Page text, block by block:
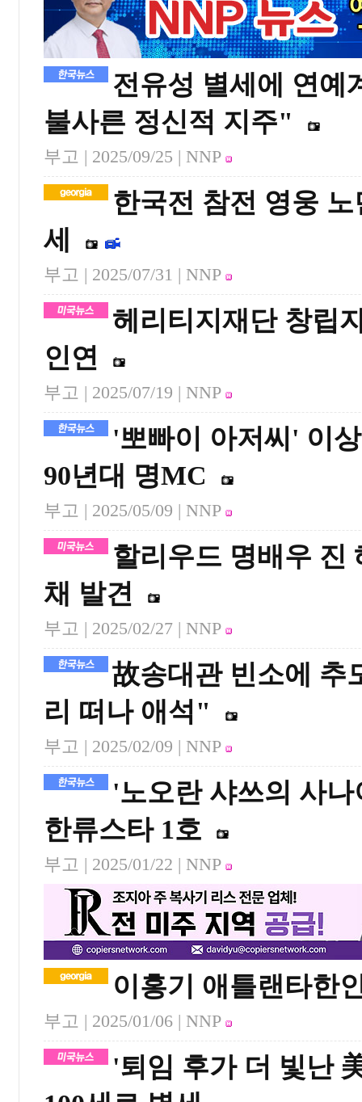
전유성 별세에 연
불사른 정신적 지주"
부고 | 2025/09/25 | NNP
한국전 참전 영웅
세
부고 | 2025/07/31 | NNP
헤리티지재단 창립
인연
부고 | 2025/07/19 | NNP
'뽀빠이 아저씨' 이
90년대 명MC
부고 | 2025/05/09 | NNP
할리우드 명배우 진
채 발견
부고 | 2025/02/27 | NNP
故송대관 빈소에
리 떠나 애석"
부고 | 2025/02/09 | NNP
'노오란 샤쓰의 사
한류스타 1호
부고 | 2025/01/22 | NNP
이홍기 애틀랜타한
부고 | 2025/01/06 | NNP
'퇴임 후가 더 빛난